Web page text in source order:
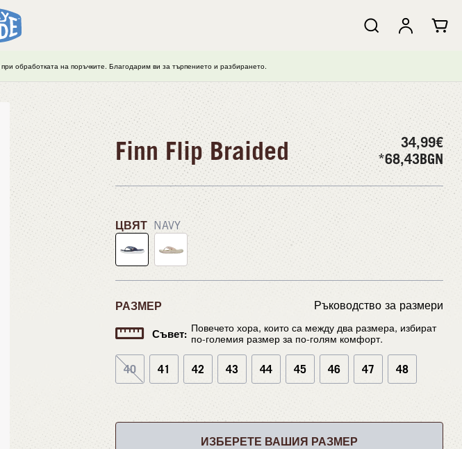
обработката на поръчките. Благодарим ви за търпението и разбирането.
Finn Flip Braided 34,99€
*68,43BGN
ЦВЯТ NAVY
РАЗМЕР Ръководство за размери
Съвет: Повечето хора, които са между два размера, избират
по-големия размер за по-голям комфорт.
40 41 42 43 44 45 46 47 48
ИЗБЕРЕТЕ ВАШИЯ РАЗМЕР